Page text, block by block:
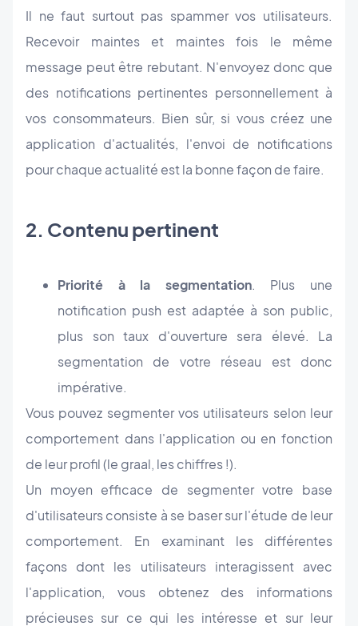
Il ne faut surtout pas spammer vos utilisateurs.
Recevoir maintes et maintes fois le même
message peut être rebutant. N'envoyez donc que
des notifications pertinentes personnellement à
vos consommateurs. Bien sûr, si vous créez une
application d'actualités, l'envoi de notifications
pour chaque actualité est la bonne façon de faire.
2. Contenu pertinent
Priorité à la segmentation. Plus une
notification push est adaptée à son public,
plus son taux d'ouverture sera élevé. La
segmentation de votre réseau est donc
impérative.
Vous pouvez segmenter vos utilisateurs selon leur
comportement dans l'application ou en fonction
de leur profil (le graal, les chiffres !).
Un moyen efficace de segmenter votre base
d'utilisateurs consiste à se baser sur l'étude de leur
comportement. En examinant les différentes
façons dont les utilisateurs interagissent avec
l'application, vous obtenez des informations
précieuses sur ce qui les intéresse et sur leur